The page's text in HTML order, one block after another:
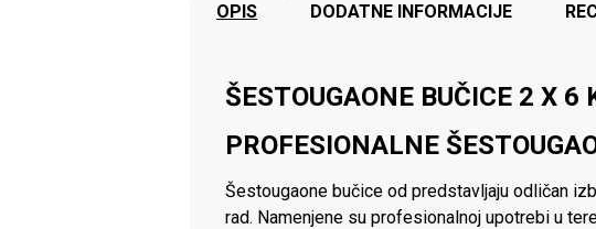
OPIS DODATNE INFORMACIJE
ŠESTOUGAONE BUČICE 2 X
PROFESIONALNE
Šestougaone bučice od predstavljaju odličan
rad. Namenjene su profesionalnoj upotrebi u